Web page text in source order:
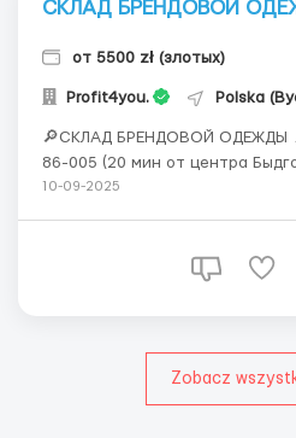
СКЛАД БРЕНДОВОЙ
от 5500 zł (злотых)
Profit4you. Polska
🔎СКЛАД БРЕНДОВОЙ ОДЕЖДЫ
86-005 (20 мин от центра Быдгоща)
Ж до 55 лет - Виза/карта
воскресенье - выходной - Две
10-09-2025
Zobacz